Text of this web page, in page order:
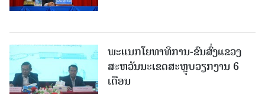
ພະແນກໂຍທາທິການ-ຂົນສົ່ງແຂວງ
ສະຫວັນນະເຂດສະຫຼຸບວຽກງານ 6
ເດືອນ